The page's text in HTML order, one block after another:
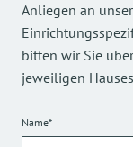
Anliegen an
bitten wir Sie
jeweiligen
Name*